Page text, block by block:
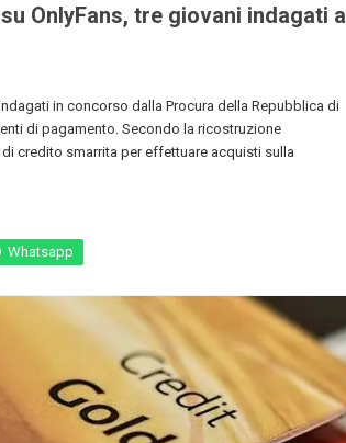
OnlyFans, tre giovani indagati a
in concorso dalla Procura della Repubblica di
di pagamento. Secondo la ricostruzione
credito smarrita per effettuare acquisti sulla
Whatsapp